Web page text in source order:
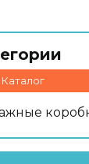
Каталог